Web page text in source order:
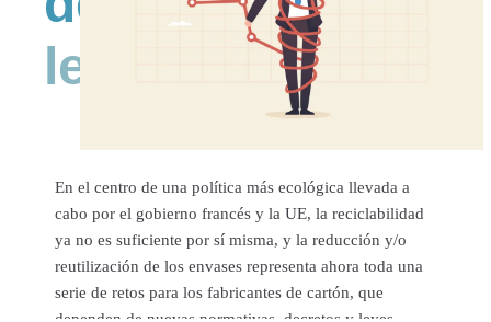
leyes
En el centro de una política más ecológica llevada a
cabo por el gobierno francés y la UE, la reciclabilidad
ya no es suficiente por sí misma, y la reducción y/o
reutilización de los envases representa ahora toda una
serie de retos para los fabricantes de cartón, que
dependen de nuevas normativas, decretos y leyes.